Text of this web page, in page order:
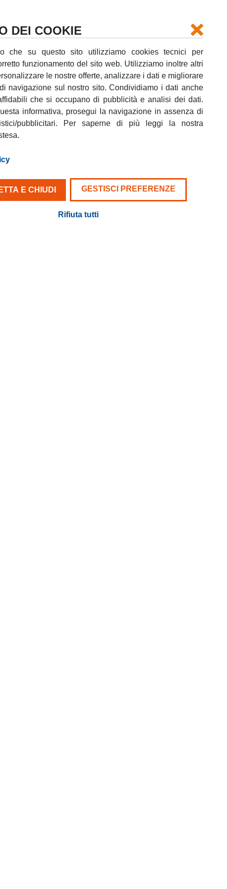
di
o
la
non
del
il
DEI COOKIE
che su questo sito utilizziamo cookies tecnici per
funzionamento del sito web. Utilizziamo inoltre altri
le nostre offerte, analizzare i dati e migliorare
di navigazione sul nostro sito. Condividiamo i dati anche
che si occupano di pubblicità e analisi dei dati.
informativa, prosegui la navigazione in assenza di
pubblicitari. Per saperne di più leggi la nostra
E CHIUDI GESTISCI PREFERENZE
Rifiuta tutti